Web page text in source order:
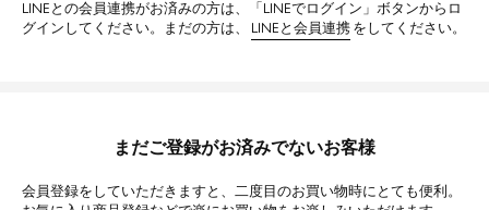
LINEとの会員連携がお済みの方は、「LINEでログイン」ボタンからロ
グインしてください。まだの方は、
LINEと会員連携 をしてください。
まだご登録がお済みでないお客様
会員登録をしていただきますと、二度目のお買い物時にとても便利。